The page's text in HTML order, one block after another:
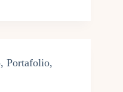
, Portafolio,